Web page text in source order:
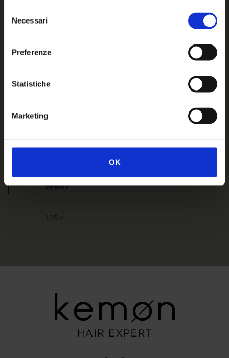
delNecessari
Preferenze
Statistiche
Marketing
OK
SPF 10 - 125 ml SPF 6 - 125 ml
LINFA SOLARE DRY
SPRAY
125 ml